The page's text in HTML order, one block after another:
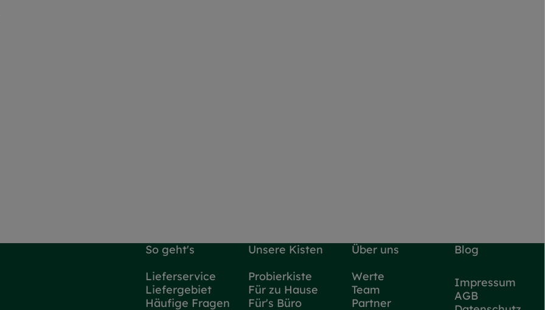
So geht's
Lieferservice
Liefergebiet
Häufige Fragen
Unsere Kisten
Probierkiste
Für zu Hause
Für's Büro
Über uns
Werte
Team
Partner
Blog
Impressum
AGB